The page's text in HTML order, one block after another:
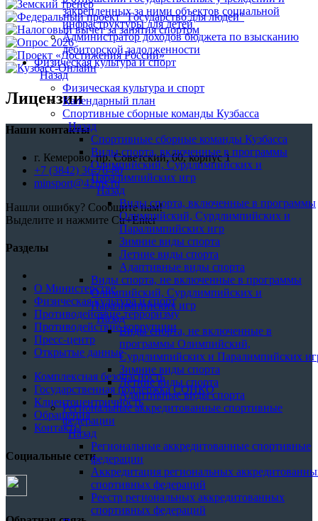
закрепленных за ними объектов социальной
инфраструктуры для детей
Администратор доходов бюджета по взысканию
дебиторской задолженности
Физическая культура и спорт
Назад
Физическая культура и спорт
Календарный план
Спортивные сборные команды Кузбасса
Назад
Спортивные сборные команды Кузбасса
Виды спорта, включенные в программы
Олимпийский, Сурдлимпийских и
Паралимпийских игр
Назад
Виды спорта, включенные в программы
Олимпийский, Сурдлимпийских и
Паралимпийских игр
Зимние виды спорта
Летние виды спорта
Адаптивные виды спорта
Виды спорта, не включенные в программы
Олимпийский, Сурдлимпийских и
Паралимпийских игр
Назад
Виды спорта, не включенные в
программы Олимпийский,
Сурдлимпийских и Паралимпийских
Зимние виды спорта
Летние виды спорта
Адаптивные виды спорта
Региональные аккредитованные спортивные
федерации
Назад
Региональные аккредитованные спортивные
федерации
Аккредитация региональных
спортивных федераций
Реестр региональных аккредитованных
спортивных федераций
Лицензии
Наши контакты
г. Кемерово, пр. Советский, 60, корпус 1
+7 (3842) 36-76-80
minsport@42ms.ru
Нашли ошибку? Сообщите нам!
Выделите и нажмите Ctr+Enter
Разделы
О Министерстве
Физическая культура и спорт
Противодействие терроризму
Противодействие коррупции
Пресс-центр
Открытые данные
Комплексная безопасность
Государственная поддержка СОНКО
Клиентоцентричность
Обращения
Контакты
Социальные сети